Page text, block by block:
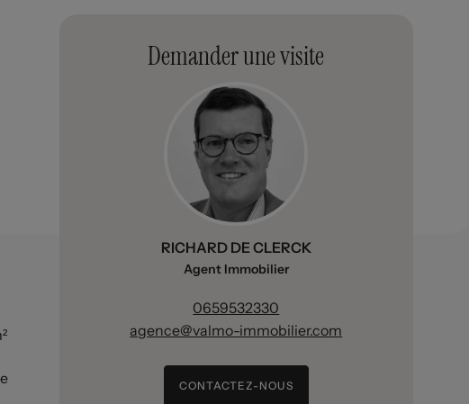
Demander une visite
RICHARD DE CLERCK
Agent Immobilier
0659532330
agence@valmo-immobilier.com
CONTACTEZ-NOUS